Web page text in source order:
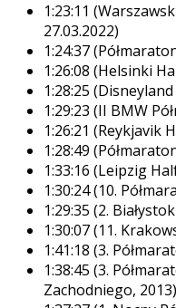
1:23:11
27.03.2022)
1:24:37
1:26:08 (Helsinki
1:28:25
1:29:23 (II BMW
1:26:21 (Reykjavik
1:28:49
1:33:16 (Leipzig
1:30:24 (10.
1:29:35 (2.
1:30:07 (11.
1:41:18 (3.
1:38:45 (3.
Zachodniego, 2013)